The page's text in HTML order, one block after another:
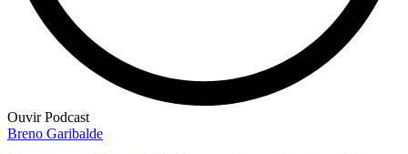
Ouvir Podcast
Breno Garibalde